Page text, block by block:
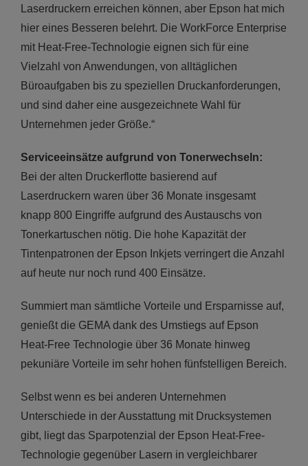
Laserdruckern erreichen können, aber Epson hat mich
hier eines Besseren belehrt. Die WorkForce Enterprise
mit Heat-Free-Technologie eignen sich für eine
Vielzahl von Anwendungen, von alltäglichen
Büroaufgaben bis zu speziellen Druckanforderungen,
und sind daher eine ausgezeichnete Wahl für
Unternehmen jeder Größe.“
Serviceeinsätze aufgrund von Tonerwechseln:
Bei der alten Druckerflotte basierend auf
Laserdruckern waren über 36 Monate insgesamt
knapp 800 Eingriffe aufgrund des Austauschs von
Tonerkartuschen nötig. Die hohe Kapazität der
Tintenpatronen der Epson Inkjets verringert die Anzahl
auf heute nur noch rund 400 Einsätze.
Summiert man sämtliche Vorteile und Ersparnisse auf,
genießt die GEMA dank des Umstiegs auf Epson
Heat-Free Technologie über 36 Monate hinweg
pekuniäre Vorteile im sehr hohen fünfstelligen Bereich.
Selbst wenn es bei anderen Unternehmen
Unterschiede in der Ausstattung mit Drucksystemen
gibt, liegt das Sparpotenzial der Epson Heat-Free-
Technologie gegenüber Lasern in vergleichbarer